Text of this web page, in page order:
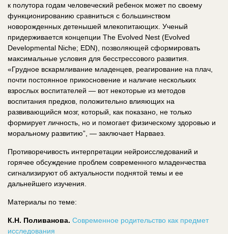
к полутора годам человеческий ребенок может по своему
функционированию сравниться с большинством
новорожденных детенышей млекопитающих. Ученый
придерживается концепции The Evolved Nest (Evolved
Developmental Niche; EDN), позволяющей сформировать
максимальные условия для бесстрессового развития.
«Грудное вскармливание младенцев, реагирование на плач,
почти постоянное прикосновение и наличие нескольких
взрослых воспитателей — вот некоторые из методов
воспитания предков, положительно влияющих на
развивающийся мозг, который, как показано, не только
формирует личность, но и помогает физическому здоровью и
моральному развитию”, — заключает Нарваез.
Противоречивость интерпретации нейроисследований и
горячее обсуждение проблем современного младенчества
сигнализируют об актуальности поднятой темы и ее
дальнейшего изучения.
Материалы по теме:
К.Н. Поливанова. Современное родительство как предмет
исследования